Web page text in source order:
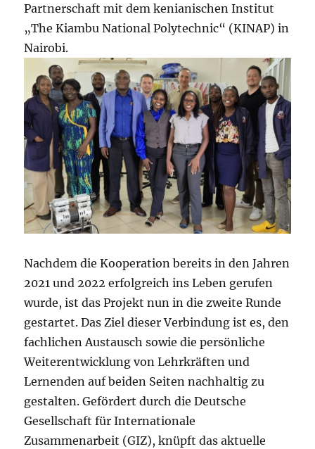
Partnerschaft mit dem kenianischen Institut
„The Kiambu National Polytechnic“ (KINAP) in
Nairobi.
Nachdem die Kooperation bereits in den Jahren
2021 und 2022 erfolgreich ins Leben gerufen
wurde, ist das Projekt nun in die zweite Runde
gestartet. Das Ziel dieser Verbindung ist es, den
fachlichen Austausch sowie die persönliche
Weiterentwicklung von Lehrkräften und
Lernenden auf beiden Seiten nachhaltig zu
gestalten. Gefördert durch die Deutsche
Gesellschaft für Internationale
Zusammenarbeit (GIZ), knüpft das aktuelle